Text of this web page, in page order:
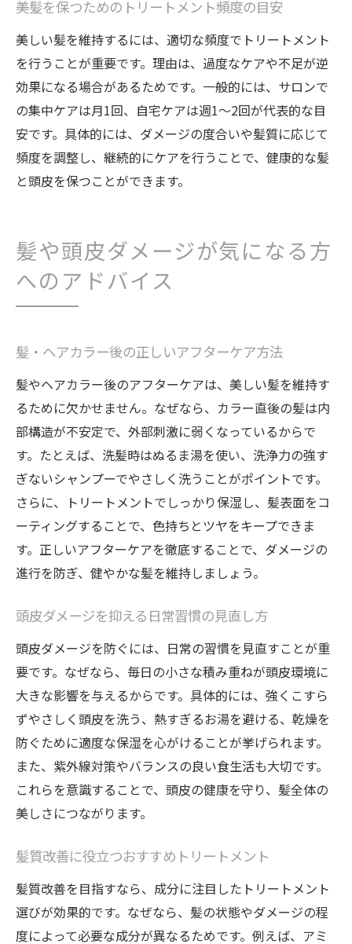
美髪を保つためのトリートメント頻度の目安
美しい髪を維持するには、適切な頻度でトリートメント
を行うことが重要です。理由は、過度なケアや不足が逆
効果になる場合があるためです。一般的には、サロンで
の集中ケアは月1回、自宅ケアは週1～2回が代表的な目
安です。具体的には、ダメージの度合いや髪質に応じて
頻度を調整し、継続的にケアを行うことで、健康的な髪
と頭皮を保つことができます。
髪や頭皮ダメージが気になる方
へのアドバイス
髪・ヘアカラー後の正しいアフターケア方法
髪やヘアカラー後のアフターケアは、美しい髪を維持す
るために欠かせません。なぜなら、カラー直後の髪は内
部構造が不安定で、外部刺激に弱くなっているからで
す。たとえば、洗髪時はぬるま湯を使い、洗浄力の強す
ぎないシャンプーでやさしく洗うことがポイントです。
さらに、トリートメントでしっかり保湿し、髪表面をコ
ーティングすることで、色持ちとツヤをキープできま
す。正しいアフターケアを徹底することで、ダメージの
進行を防ぎ、健やかな髪を維持しましょう。
頭皮ダメージを抑える日常習慣の見直し方
頭皮ダメージを防ぐには、日常の習慣を見直すことが重
要です。なぜなら、毎日の小さな積み重ねが頭皮環境に
大きな影響を与えるからです。具体的には、強くこすら
ずやさしく頭皮を洗う、熱すぎるお湯を避ける、乾燥を
防ぐために適度な保湿を心がけることが挙げられます。
また、紫外線対策やバランスの良い食生活も大切です。
これらを意識することで、頭皮の健康を守り、髪全体の
美しさにつながります。
髪質改善に役立つおすすめトリートメント
髪質改善を目指すなら、成分に注目したトリートメント
選びが効果的です。なぜなら、髪の状態やダメージの程
度によって必要な成分が異なるためです。例えば、アミ